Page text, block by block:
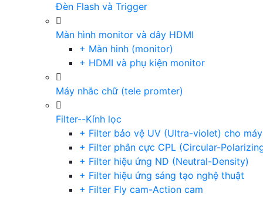
Đèn Flash và Trigger
Màn hình monitor và dây HDMI
+ Màn hinh (monitor)
+ HDMI và phụ kiện monitor
Máy nhắc chữ (tele promter)
Filter--Kính lọc
+ Filter bảo vệ UV (Ultra-violet) cho
+ Filter phân cực CPL (Circular-
+ Filter hiệu ứng ND (Neutral-Density)
+ Filter hiệu ứng sáng tạo nghệ thuật
+ Filter Fly cam-Action cam